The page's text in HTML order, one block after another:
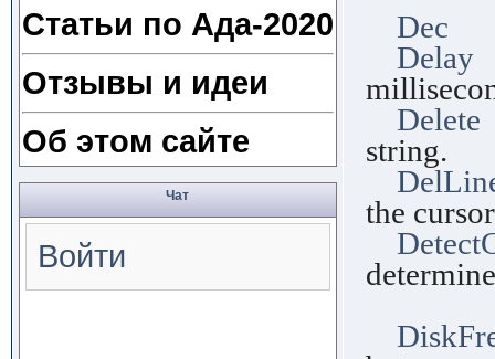
Статьи по Ада-2020
Отзывы и идеи
Об этом сайте
Чат
Войти
Dec
Delay
Delete
string.
the